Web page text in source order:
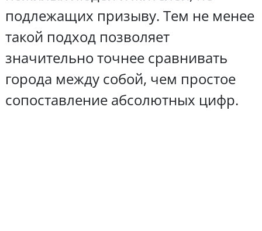
подлежащих призыву. Тем не менее
такой подход позволяет
значительно точнее сравнивать
города между собой, чем простое
сопоставление абсолютных цифр.